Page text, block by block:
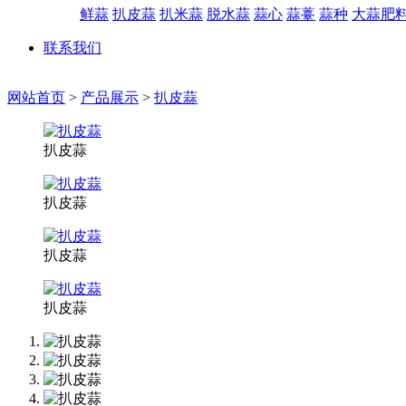
鲜蒜 扒皮蒜 扒米蒜 脱水蒜 蒜心 蒜薹 蒜种 大蒜肥
联系我们
网站首页 > 产品展示 > 扒皮蒜
扒皮蒜
扒皮蒜
扒皮蒜
扒皮蒜